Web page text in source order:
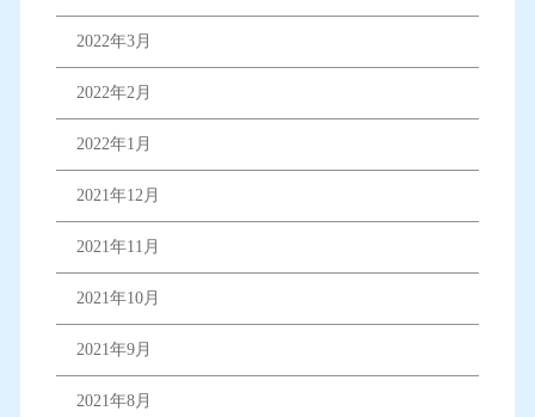
2022年3月
2022年2月
2022年1月
2021年12月
2021年11月
2021年10月
2021年9月
2021年8月